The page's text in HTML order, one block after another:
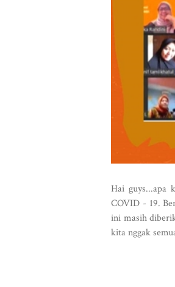
Hai guys...apa
COVID - 19.
ini masih
kita nggak